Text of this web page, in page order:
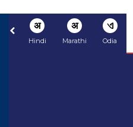
अ
Hindi
अ
Marathi
ଏ
Odia